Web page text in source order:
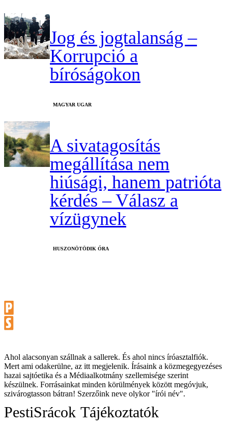
Jog és jogtalanság –
Korrupció a
bíróságokon
MAGYAR UGAR
A sivatagosítás
megállítása nem
hiúsági, hanem patrióta
kérdés – Válasz a
vízügynek
HUSZONÖTÖDIK ÓRA
Ahol alacsonyan szállnak a sallerek. És ahol nincs íróasztalfiók.
Mert ami odakerülne, az itt megjelenik. Írásaink a közmegegyezéses
hazai sajtóetika és a Médiaalkotmány szellemisége szerint
készülnek. Forrásainkat minden körülmények között megóvjuk,
szivárogtasson bátran! Szerzőink neve olykor "írói név".
PestiSrácok Tájékoztatók